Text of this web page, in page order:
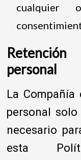
cualquier
personal
La
personal
necesario
esta